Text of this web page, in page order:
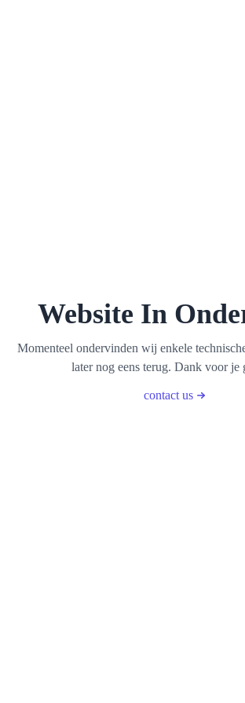
Website In
Momenteel ondervinden wij enkele
later nog eens terug. Dank voor je
contact us